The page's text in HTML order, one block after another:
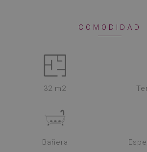
COMODIDAD
32 m2
Bañera